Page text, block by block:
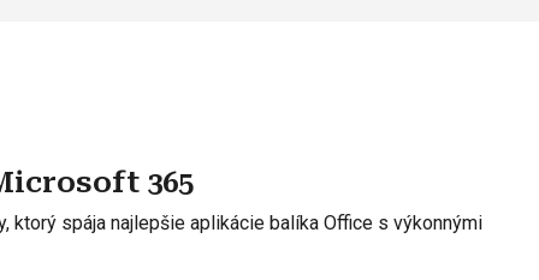
365
spája najlepšie aplikácie balíka Office s výkonnými